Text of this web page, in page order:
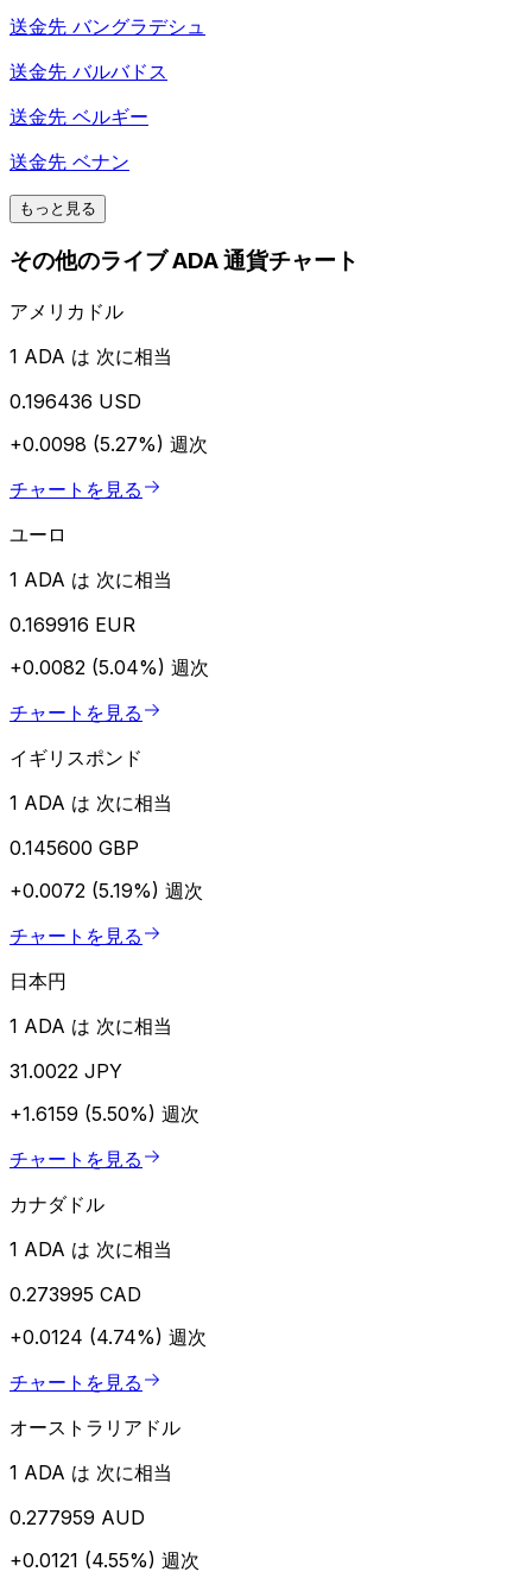
送金先 バングラデシュ
送金先 バルバドス
送金先 ベルギー
送金先 ベナン
もっと見る
その他のライブ ADA 通貨チャート
アメリカドル
1 ADA は 次に相当
0.196436 USD
+0.0098 (5.27%) 週次
チャートを見る
ユーロ
1 ADA は 次に相当
0.169916 EUR
+0.0082 (5.04%) 週次
チャートを見る
イギリスポンド
1 ADA は 次に相当
0.145600 GBP
+0.0072 (5.19%) 週次
チャートを見る
日本円
1 ADA は 次に相当
31.0022 JPY
+1.6159 (5.50%) 週次
チャートを見る
カナダドル
1 ADA は 次に相当
0.273995 CAD
+0.0124 (4.74%) 週次
チャートを見る
オーストラリアドル
1 ADA は 次に相当
0.277959 AUD
+0.0121 (4.55%) 週次